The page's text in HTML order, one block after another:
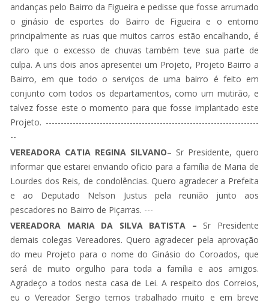
andanças pelo Bairro da Figueira e pedisse que fosse arrumado
o ginásio de esportes do Bairro de Figueira e o entorno
principalmente as ruas que muitos carros estão encalhando, é
claro que o excesso de chuvas também teve sua parte de
culpa. A uns dois anos apresentei um Projeto, Projeto Bairro a
Bairro, em que todo o serviços de uma bairro é feito em
conjunto com todos os departamentos, como um mutirão, e
talvez fosse este o momento para que fosse implantado este
Projeto. -----------------------------------------------------------------------
--
VEREADORA CATIA REGINA SILVANO– Sr Presidente, quero
informar que estarei enviando oficio para a família de Maria de
Lourdes dos Reis, de condolências. Quero agradecer a Prefeita
e ao Deputado Nelson Justus pela reunião junto aos
pescadores no Bairro de Piçarras. ---
VEREADORA MARIA DA SILVA BATISTA – Sr Presidente
demais colegas Vereadores. Quero agradecer pela aprovação
do meu Projeto para o nome do Ginásio do Coroados, que
será de muito orgulho para toda a família e aos amigos.
Agradeço a todos nesta casa de Lei. A respeito dos Correios,
eu o Vereador Sergio temos trabalhado muito e em breve